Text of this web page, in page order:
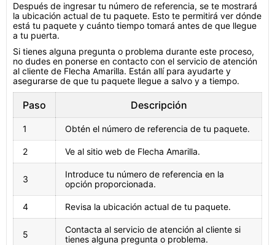
Después de ingresar tu número de referencia, se te mostrará
la ubicación actual de tu paquete. Esto te permitirá ver dónde
está tu paquete y cuánto tiempo tomará antes de que llegue
a tu puerta.
Si tienes alguna pregunta o problema durante este proceso,
no dudes en ponerse en contacto con el servicio de atención
al cliente de Flecha Amarilla. Están allí para ayudarte y
asegurarse de que tu paquete llegue a salvo y a tiempo.
Paso Descripción
1 Obtén el número de referencia de tu paquete.
2 Ve al sitio web de Flecha Amarilla.
3
Introduce tu número de referencia en la
opción proporcionada.
4 Revisa la ubicación actual de tu paquete.
5
Contacta al servicio de atención al cliente si
tienes alguna pregunta o problema.